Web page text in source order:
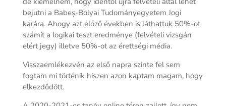
bejutni a Babeș-Bolyai Tudományegyetem Jogi
karára. Ahogy azt előző években is láthattuk 50%-ot
számít a logikai teszt eredménye (felvételi vizsgán
elért jegy) illetve 50%-ot az érettségi média.
Visszaemlékezvén az első napra szinte fel sem
fogtam mi történik hiszen azon kaptam magam, hogy
elkezdődött.